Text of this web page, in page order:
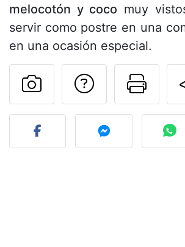
melocotón y coco muy
servir como postre en una
en una ocasión especial.
Publicar la foto